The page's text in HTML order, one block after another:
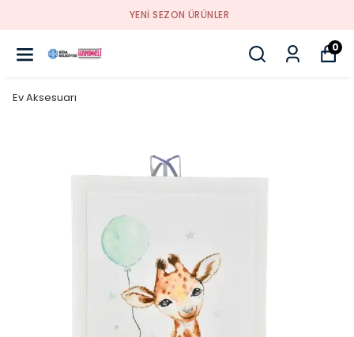
YENI SEZON ÜRÜNLER
0
Ev Aksesuarı